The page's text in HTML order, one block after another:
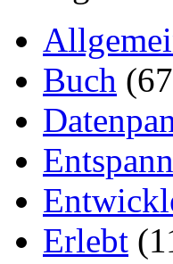
Buch
Erlebt